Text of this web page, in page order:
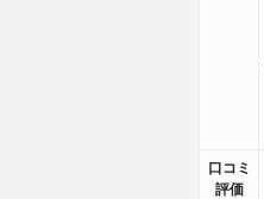
口コミ
評価